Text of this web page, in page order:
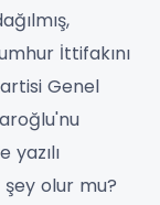
İttifakını
Genel
yazılı
olur mu?